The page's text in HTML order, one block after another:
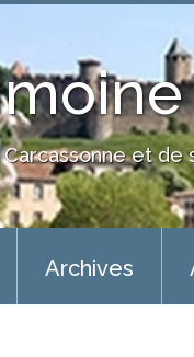
et de
Archives